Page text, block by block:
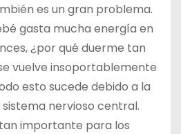
es un gran problema.
gasta mucha energía en
¿por qué duerme tan
vuelve insoportablemente
esto sucede debido a la
nervioso central.
importante para los